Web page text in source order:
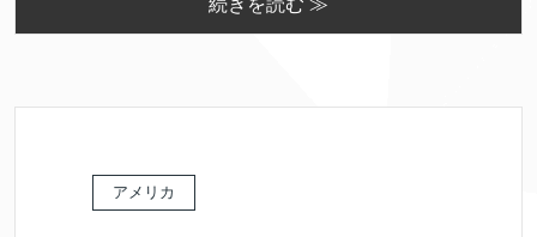
続きを読む ≫
アメリカ